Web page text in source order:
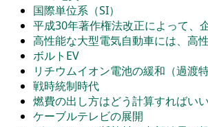
国際単位系（SI）
平成30年著作権法改正によって、
高性能な大型電気自動車には、高
ボルトEV
リチウムイオン電池の緩和（過渡
戦時統制時代
燃費の出し方はどう計算すればい
ケーブルテレビの展開